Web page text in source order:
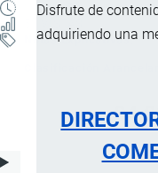
Disfrute de
adquiriendo una
1 MINUTO
Notas Explicativas